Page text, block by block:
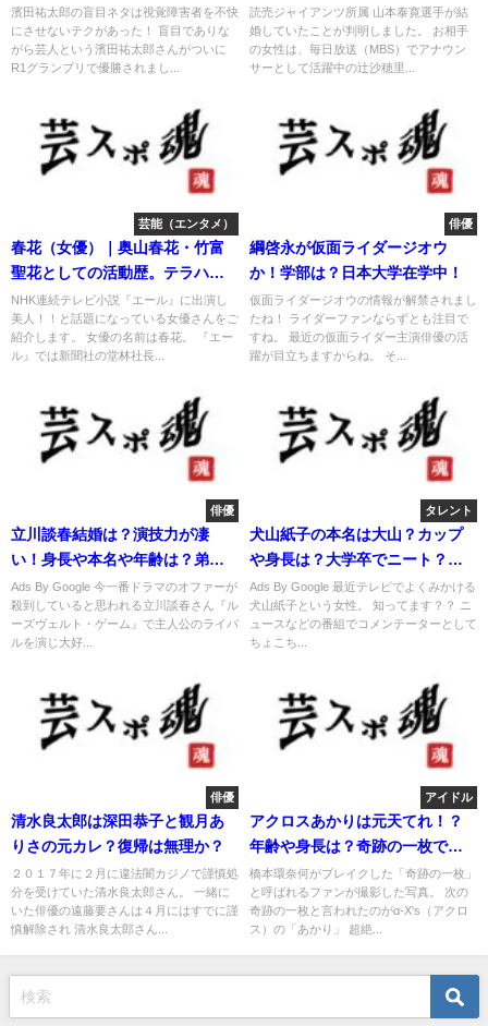
った！
濱田祐太郎の盲目ネタは視覚障害者を不快
にさせないテクがあった！ 盲目でありな
がら芸人という濱田祐太郎さんがついに
R1グランプリで優勝されまし...
とは？
読売ジャイアンツ所属 山本泰寛選手が結
婚していたことが判明しました。 お相手
の女性は、毎日放送（MBS）でアナウン
サーとして活躍中の辻沙穂里...
芸能（エンタメ）
春花（女優）｜奥山春花・竹富
聖花としての活動歴。テラハ出
演歴も
NHK連続テレビ小説『エール』に出演し
美人！！と話題になっている女優さんをご
紹介します。 女優の名前は春花。 『エー
ル』では新聞社の堂林社長...
俳優
綱啓永が仮面ライダージオウ
か！学部は？日本大学在学中！
仮面ライダージオウの情報が解禁されまし
たね！ ライダーファンならずとも注目で
すね。 最近の仮面ライダー主演俳優の活
躍が目立ちますからね。 そ...
俳優
立川談春結婚は？演技力が凄
い！身長や本名や年齢は？弟子
に厳しい？
Ads By Google 今一番ドラマのオファーが
殺到していると思われる立川談春さん『ル
ーズヴェルト・ゲーム』で主人公のライバ
ルを演じ大好...
タレント
犬山紙子の本名は大山？カップ
や身長は？大学卒でニート？嫌
い？
Ads By Google 最近テレビでよくみかける
犬山紙子という女性。 知ってます？？ ニ
ュースなどの番組でコメンテーターとして
ちょこち...
俳優
清水良太郎は深田恭子と観月あ
りさの元カレ？復帰は無理か？
２０１７年に２月に違法闇カジノで謹慎処
分を受けていた清水良太郎さん。 一緒に
いた俳優の遠藤要さんは４月にはすでに謹
慎解除され 清水良太郎さん...
アイドル
アクロスあかりは元天てれ！？
年齢や身長は？奇跡の一枚で話
題！
橋本環奈何がブレイクした「奇跡の一枚」
と呼ばれるファンが撮影した写真。 次の
奇跡の一枚と言われたのがα-X's（アクロ
ス）の「あかり」 超絶...